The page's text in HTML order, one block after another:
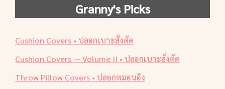
Granny's Picks
Cushion Covers • ปลอกเบาะสั่งตัด
Cushion Covers — Volume II • ปลอกเบาะสั่งตัด
Throw Pillow Covers • ปลอกหมอนอิง